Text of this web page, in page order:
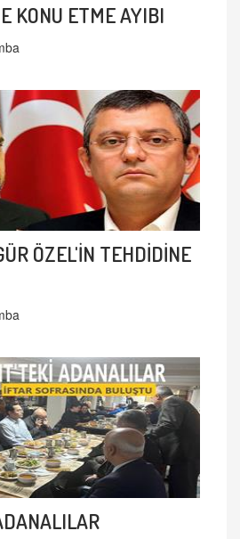
KONU ETME AYIBI
ÖZEL'İN TEHDİDİNE